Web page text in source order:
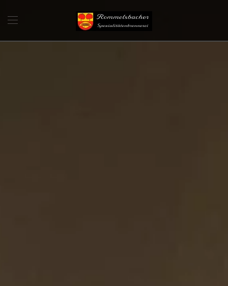
Skip to main content